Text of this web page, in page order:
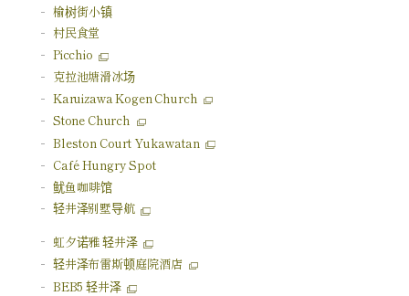
榆树街小镇
村民食堂
Picchio
克拉池塘滑冰场
Karuizawa Kogen Church
Stone Church
Bleston Court Yukawatan
Café Hungry Spot
鱿鱼咖啡馆
轻井泽别墅导航
虹夕诺雅 轻井泽
轻井泽布雷斯顿庭院酒店
BEB5 轻井泽